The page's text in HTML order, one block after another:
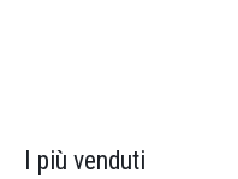
I più venduti